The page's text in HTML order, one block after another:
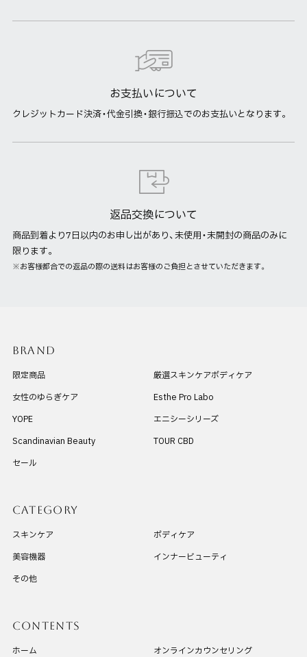
お支払いについて
クレジットカード決済・代金引換・銀行振込でのお支払いとなります。
返品交換について
商品到着より7日以内のお申し出があり、未使用・未開封の商品のみに
限ります。
※お客様都合での返品の際の送料はお客様のご負担とさせていただきます。
BRAND
限定商品
厳選スキンケアボディケア
女性のゆらぎケア
Esthe Pro Labo
YOPE
エニシーシリーズ
Scandinavian Beauty
TOUR CBD
セール
CATEGORY
スキンケア
ボディケア
美容機器
インナービューティ
その他
CONTENTS
ホーム
オンラインカウンセリング